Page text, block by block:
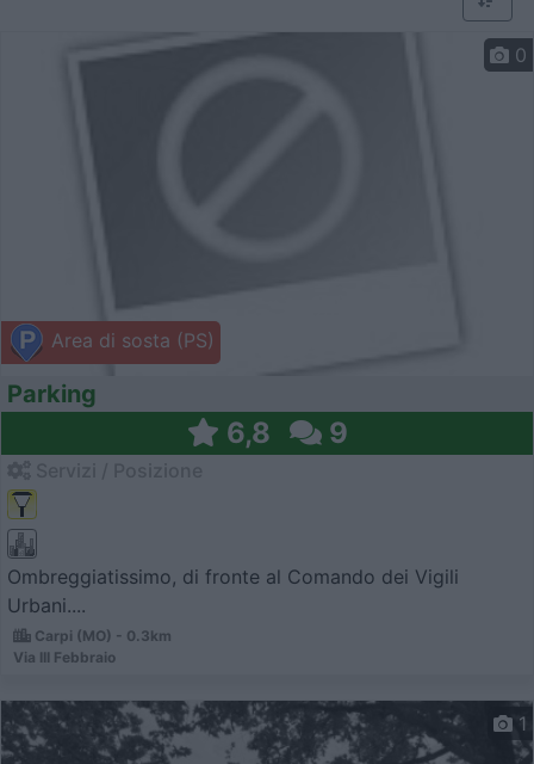
Area di sosta (PS)
0
Parking
6,8 9
Ombreggiatissimo, di fronte al Comando dei Vigili
Urbani....
Carpi (MO) - 0.3km
Via III Febbraio
1